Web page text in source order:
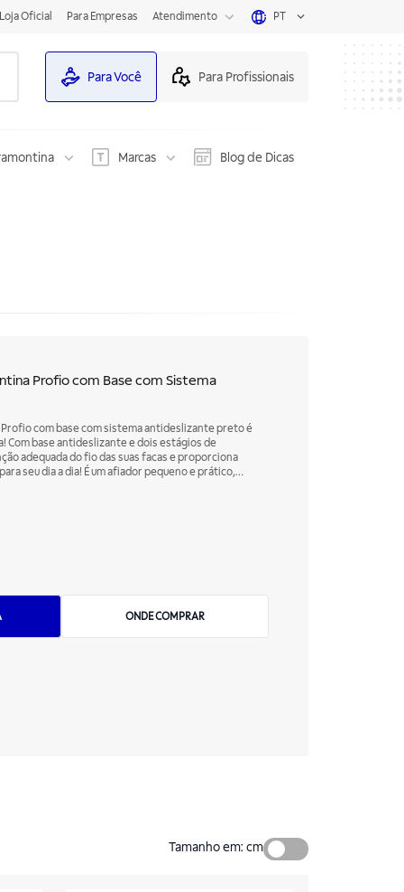
Loja Oficial Para Empresas Atendimento PT
Para Você Para Profissionais
Marcas Blog de Dicas
Profio com Base com Sistema
com base com sistema antideslizante preto é
Com base antideslizante e dois estágios de
adequada do fio das suas facas e proporciona
seu dia a dia! É um afiador pequeno e prático,
ONDE COMPRAR
Tamanho em: cm